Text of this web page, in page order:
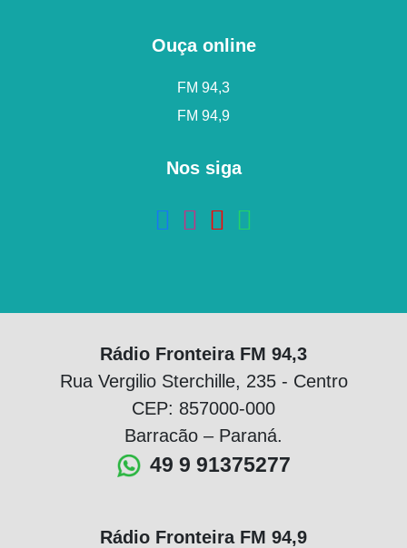
Ouça online
FM 94,3
FM 94,9
Nos siga
Rádio Fronteira FM 94,3
Rua Vergilio Sterchille, 235 - Centro
CEP: 857000-000
Barracão – Paraná.
49 9 91375277
Rádio Fronteira FM 94,9